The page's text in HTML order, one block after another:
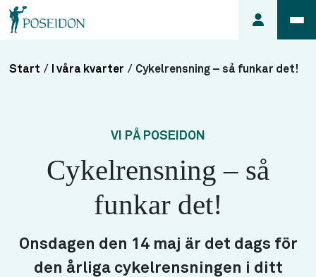
min
hyra
söker du
lägenhet
Start / I våra kvarter / Cykelrensning – så funkar det!
VI PÅ POSEIDON
Cykelrensning – så
funkar det!
Onsdagen den 14 maj är det dags för
den årliga cykelrensningen i ditt